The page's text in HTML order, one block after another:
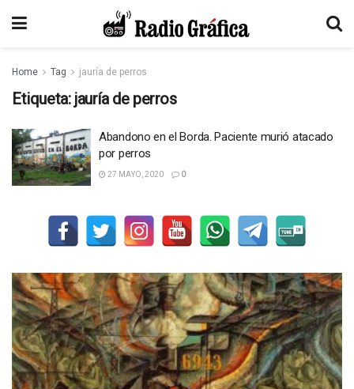
Home Tag jauría de perros
Etiqueta: jauría de perros
Abandono en el Borda. Paciente murió atacado
por perros
27 MAYO, 2020 0